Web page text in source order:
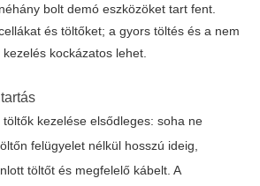
bolt demó eszközöket tart fent.
és töltőket; a gyors töltés és a nem
kockázatos lehet.
kezelése elsődleges: soha ne
felügyelet nélkül hosszú ideig,
töltőt és megfelelő kábelt. A